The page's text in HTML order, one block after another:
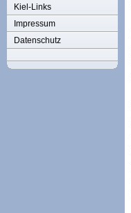
Kiel-Links
Impressum
Datenschutz